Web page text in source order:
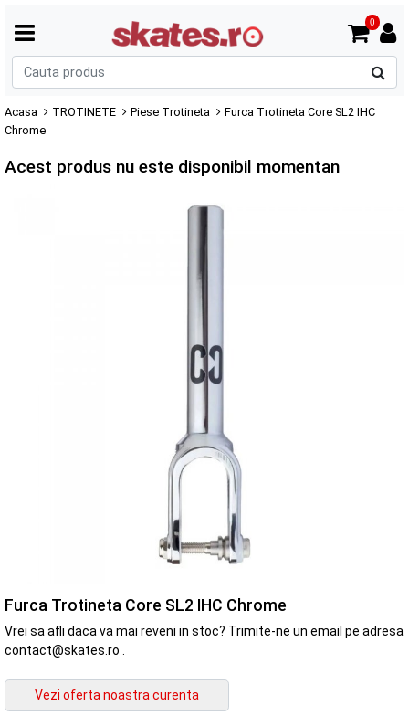
0
Acasa TROTINETE Piese Trotineta
Furca Trotineta Core SL2 IHC
Chrome
Acest produs nu este disponibil momentan
Furca Trotineta Core SL2 IHC Chrome
Vrei sa afli daca va mai reveni in stoc? Trimite-ne un email pe adresa
contact@skates.ro .